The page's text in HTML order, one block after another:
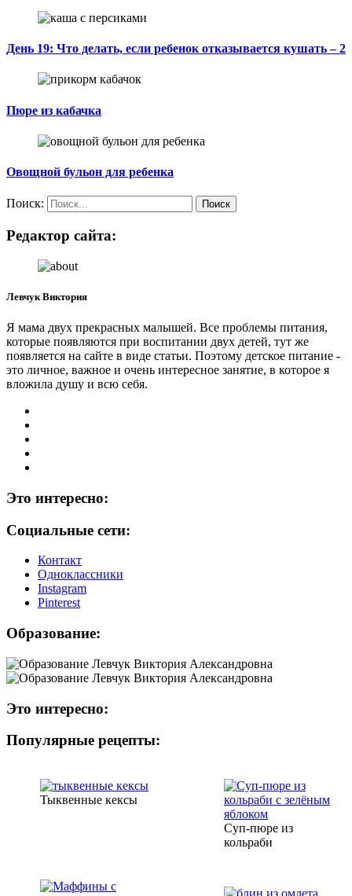
День 19: Что делать, если ребенок отказывается кушать – 2
Пюре из кабачка
Овощной бульон для ребенка
Поиск:
Редактор сайта:
Левчук Виктория
Я мама двух прекрасных малышей. Все проблемы питания,
которые появляются при воспитании двух детей, тут же
появляется на сайте в виде статьи. Поэтому детское питание -
это личное, важное и очень интересное занятие, в которое я
вложила душу и всю себя.
Это интересно:
Социальные сети:
Контакт
Одноклассники
Instagram
Рinterest
Образование:
Это интересно:
Популярные рецепты:
Тыквенные кексы
Суп-пюре из
кольраби